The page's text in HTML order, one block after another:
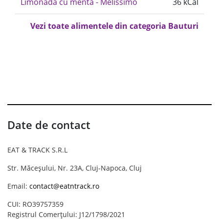
Vezi toate alimentele din categoria Bauturi
Date de contact
EAT & TRACK S.R.L
Str. Măceșului, Nr. 23A, Cluj-Napoca, Cluj
Email: contact@eatntrack.ro
CUI: RO39757359
Registrul Comerțului: J12/1798/2021